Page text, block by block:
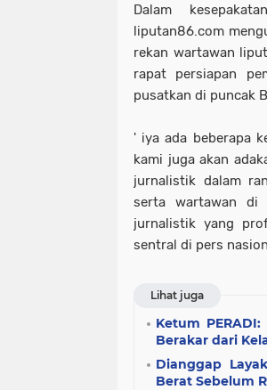
Dalam
liputan86.com
rekan wartawan
rapat persiapan
pusatkan di puncak
' iya ada beberapa
kami juga akan
jurnalistik dalam
serta wartawan di
jurnalistik yang
sentral di pers
Lihat juga
Ketum
Berakar dari
Dianggap
Berat Sebelum